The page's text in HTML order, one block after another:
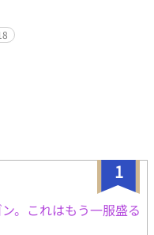
1
。これはもう一服盛る